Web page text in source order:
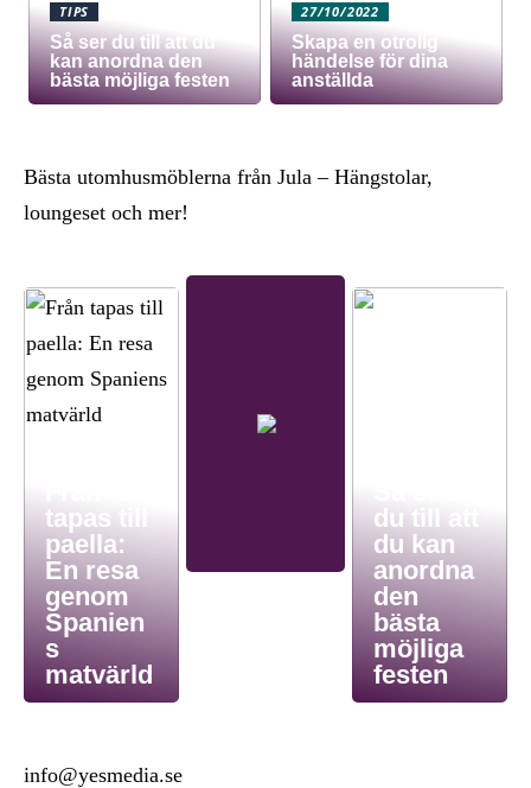
TIPS
Så ser du till att du
kan anordna den
bästa möjliga festen
27/10/2022
Skapa en otrolig
händelse för dina
anställda
Bästa utomhusmöblerna från Jula – Hängstolar,
loungeset och mer!
tapas till
paella:
En resa
genom
Spanien
s
matvärld
du till att
du kan
anordna
den
bästa
möjliga
festen
info@yesmedia.se